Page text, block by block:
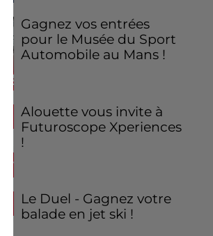
Gagnez vos entrées
pour le Musée du Sport
Automobile au Mans !
Alouette vous invite à
Futuroscope Xperiences
!
Le Duel - Gagnez votre
balade en jet ski !